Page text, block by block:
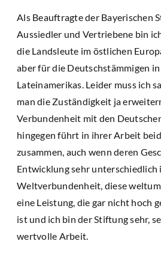
Als Beauftragte der Bayerischen
Aussiedler und Vertriebene bin
die Landsleute im östlichen
aber für die Deutschstämmigen
Lateinamerikas. Leider muss ich
man die Zuständigkeit ja
Verbundenheit mit den
hingegen führt in ihrer Arbeit
zusammen, auch wenn deren
Entwicklung sehr unterschiedlich
Weltverbundenheit, diese
eine Leistung, die gar nicht hoch
ist und ich bin der Stiftung sehr,
wertvolle Arbeit.